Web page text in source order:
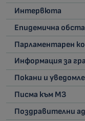
Интервюта
Епидемична
Парламентарен
Информация за
Покани и
Писма към МЗ
Поздравителни